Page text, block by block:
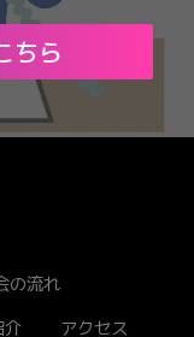
ちら
の流れ
介 アクセス